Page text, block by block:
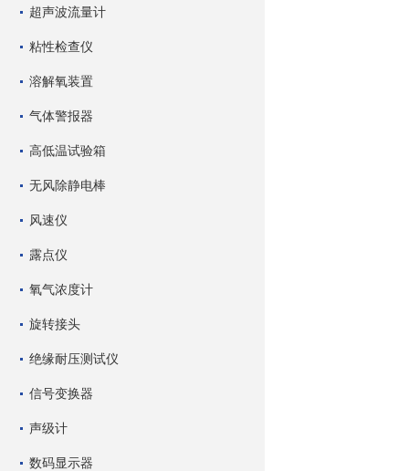
超声波流量计
粘性检查仪
溶解氧装置
气体警报器
高低温试验箱
无风除静电棒
风速仪
露点仪
氧气浓度计
旋转接头
绝缘耐压测试仪
信号变换器
声级计
数码显示器